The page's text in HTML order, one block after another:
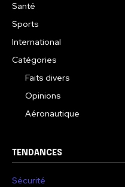
Santé
Sports
International
Catégories
Faits divers
Opinions
Aéronautique
TENDANCES
Sécurité